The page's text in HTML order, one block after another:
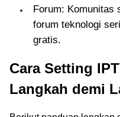
Forum: Komunitas
forum teknologi
gratis.
Cara Setting
Langkah demi